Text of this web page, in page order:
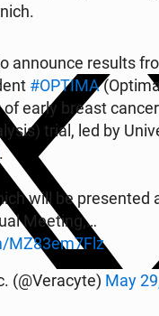
an­no­un­ce results
#OPTIMA
early breast
trial, led by
will be pre­sen­ted
Meeting,…
MZ83em7Flz
(@Ve­ra­cy­te) May